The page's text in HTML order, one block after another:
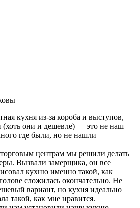
кухня из-за короба и выступов,
(хоть они и дешевле) — это не наш
где были, но не нашли
центрам мы решили делать
Вызвали замерщика, он все
кухню именно такой, как
сложилась окончательно. Не
вариант, но кухня идеально
такой, как мне нравится.